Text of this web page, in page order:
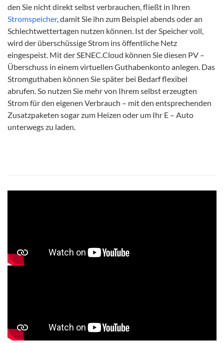
den Sie nicht direkt selbst verbrauchen, fließt in Ihren
Stromspeicher, damit Sie ihn zum Beispiel abends oder an
Schlechtwettertagen nutzen können. Ist der Speicher voll,
wird der überschüssige Strom ins öffentliche Netz
eingespeist. Mit der SENEC.Cloud können Sie diesen PV –
Überschuss in einem virtuellen Guthabenkonto anlegen. Das
Stromguthaben können Sie später bei Bedarf flexibel
abrufen. So nutzen Sie mehr von Ihrem selbst erzeugten
Strom für den eigenen Verbrauch – mit den entsprechenden
Zusatzpaketen sogar zum Heizen oder um Ihr E – Auto
unterwegs zu laden.